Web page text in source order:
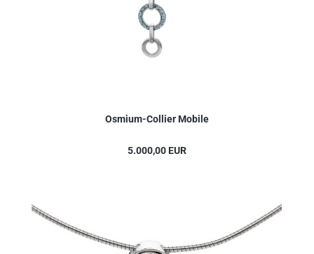
Osmium-Collier Mobile
5.000,00 EUR